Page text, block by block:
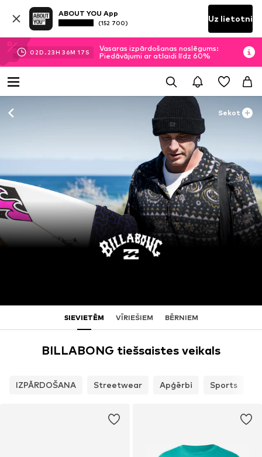
ABOUT YOU App
(152 700) Uz lietotni
02D. 23H 36M 15 S
Vasaras izpārdošanas noslēgums:
Piedāvājumi ar atlaidi līdz 60%
Sekot
SIEVIETĒM VĪRIEŠIEM BĒRNIEM
BILLABONG tiešsaistes veikals
IZPĀRDOŠANA Streetwear Apģērbi Sports